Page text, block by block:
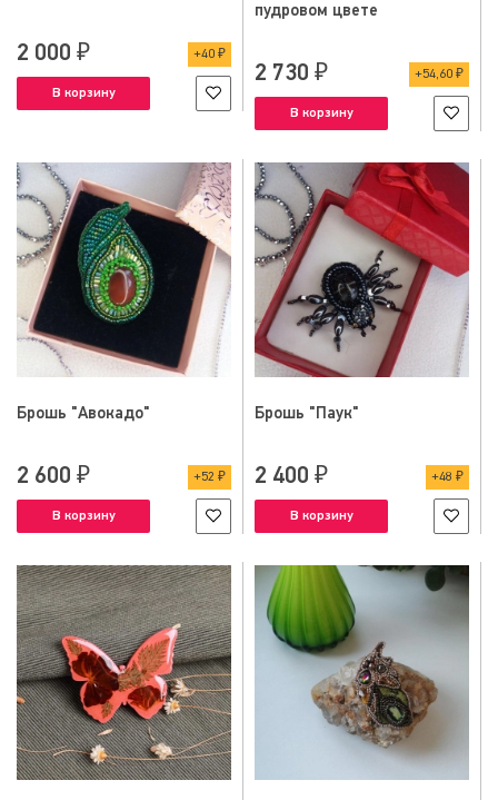
2 000 ₽ 40 ₽
В корзину
пудровом цвете
2 730 ₽ 54,60 ₽
В корзину
Брошь "Авокадо"
2 600 ₽ 52 ₽
В корзину
Брошь "Паук"
2 400 ₽ 48 ₽
В корзину